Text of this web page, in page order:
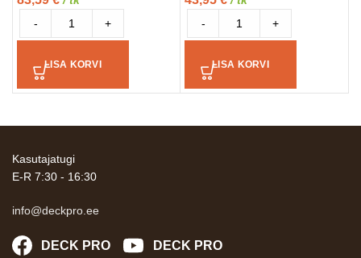
-
+
LISA KORVI
-
+
LISA KORVI
Kasutajatugi
E-R 7:30 - 16:30
info@deckpro.ee
DECK PRO DECK PRO